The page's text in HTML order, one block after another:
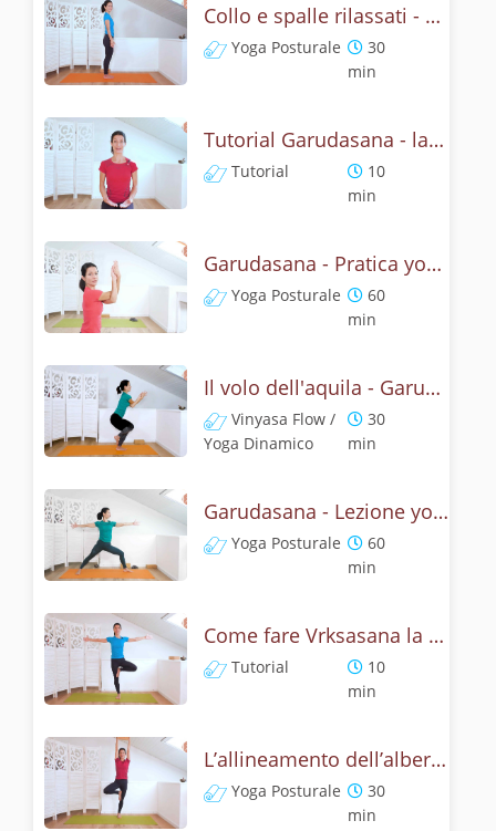
Collo e spalle rilassati - Garudasana Yoga Posturale
Yoga Posturale
30
min
Tutorial Garudasana - la posizone dell'aquila
Tutorial
10
min
Garudasana - Pratica yoga con l'anatomia dell'aquila
Yoga Posturale
60
min
Il volo dell'aquila - Garudasana yoga flow
Vinyasa Flow /
Yoga Dinamico
30
min
Garudasana - Lezione yoga con la storia dell'aquila
Yoga Posturale
60
min
Come fare Vrksasana la posizione dell’albero? Tutorial
Tutorial
10
min
L’allineamento dell’albero - Yoga con Vrksasana
Yoga Posturale
30
min